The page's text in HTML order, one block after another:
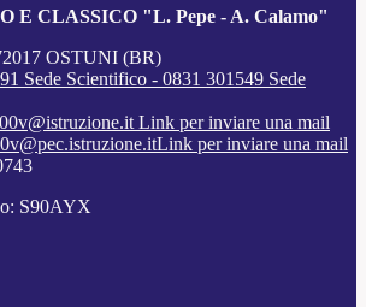
E CLASSICO "L. Pepe - A. Calamo"
OSTUNI (BR)
Sede Scientifico - 0831 301549 Sede
Link per inviare una mail
Link per inviare una mail
S90AYX